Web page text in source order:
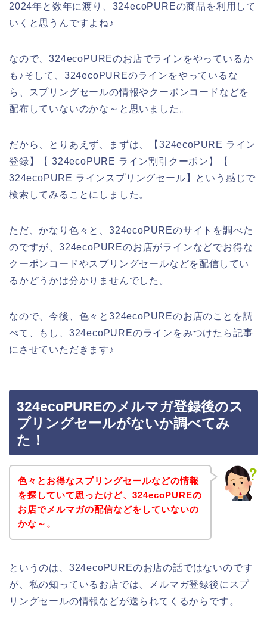
2024年と数年に渡り、324ecoPUREの商品を利用して
いくと思うんですよね♪
なので、324ecoPUREのお店でラインをやっているか
も♪そして、324ecoPUREのラインをやっているな
ら、スプリングセールの情報やクーポンコードなどを
配布していないのかな～と思いました。
だから、とりあえず、まずは、【324ecoPURE ライン
登録】【 324ecoPURE ライン割引クーポン】【
324ecoPURE ラインスプリングセール】という感じで
検索してみることにしました。
ただ、かなり色々と、324ecoPUREのサイトを調べた
のですが、324ecoPUREのお店がラインなどでお得な
クーポンコードやスプリングセールなどを配信してい
るかどうかは分かりませんでした。
なので、今後、色々と324ecoPUREのお店のことを調
べて、もし、324ecoPUREのラインをみつけたら記事
にさせていただきます♪
324ecoPUREのメルマガ登録後のス
プリングセールがないか調べてみ
た！
色々とお得なスプリングセールなどの情報
を探していて思ったけど、324ecoPUREの
お店でメルマガの配信などをしていないの
かな～。
というのは、324ecoPUREのお店の話ではないのです
が、私の知っているお店では、メルマガ登録後にスプ
リングセールの情報などが送られてくるからです。